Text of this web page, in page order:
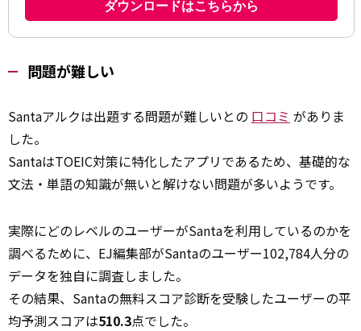
問題が難しい
Santaアルクは出題する問題が難しいとの 口コミ がありま
した。
SantaはTOEIC対策に特化したアプリであるため、基礎的な
文法・単語の知識が無いと解けない問題が多いようです。
実際にどのレベルのユーザーがSantaを利用しているのかを
調べるために、EJ編集部がSantaのユーザー102,784人分の
データを独自に調査しました。
その結果、Santaの無料スコア診断を受験したユーザーの平
均予測スコアは510.3点でした。